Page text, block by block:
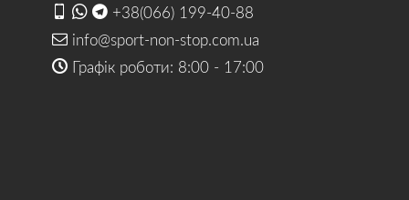
+38(066) 199-40-88
info@sport-non-stop.com.ua
Графік роботи: 8:00 - 17:00